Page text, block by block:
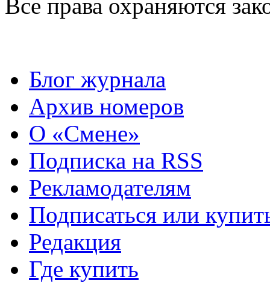
Все права охраняются
Блог журнала
Архив номеров
О «Смене»
Подписка на RSS
Рекламодателям
Подписаться или
Редакция
Где купить